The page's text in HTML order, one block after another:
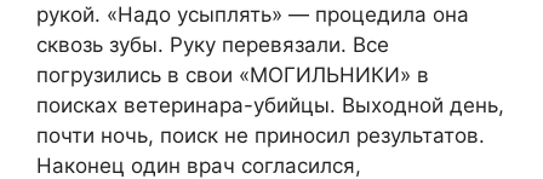
рукой. «Надо усыплять» — процедила она
сквозь зубы. Руку перевязали. Все
погрузились в свои «МОГИЛЬНИКИ» в
поисках ветеринара-убийцы. Выходной день,
почти ночь, поиск не приносил результатов.
Наконец один врач согласился,